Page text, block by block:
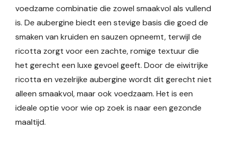
voedzame combinatie die zowel smaakvol als vullend
is. De aubergine biedt een stevige basis die goed de
smaken van kruiden en sauzen opneemt, terwijl de
ricotta zorgt voor een zachte, romige textuur die
het gerecht een luxe gevoel geeft. Door de eiwitrijke
ricotta en vezelrijke aubergine wordt dit gerecht niet
alleen smaakvol, maar ook voedzaam. Het is een
ideale optie voor wie op zoek is naar een gezonde
maaltijd.